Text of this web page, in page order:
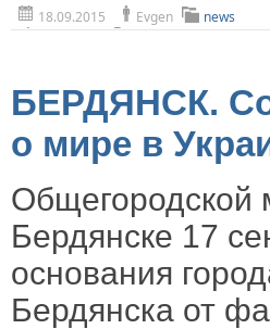
18.09.2015 Evgen news
БЕРДЯНСК.
о мире в
Общегородской
Бердянске 17
основания
Бердянска от